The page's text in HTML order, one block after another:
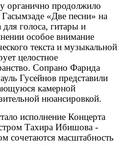
органично продолжило
«Две песни» на
голоса, гитары и
особое внимание
текста и музыкальной
целостное
Сопрано Фарида
Гусейнов представили
камерной
нюансировкой.
исполнение Концерта
Тахира Ибишова -
сочетаются масштабность